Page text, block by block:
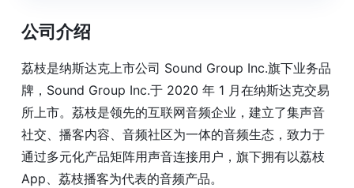
公司介绍
荔枝是纳斯达克上市公司 Sound Group Inc.旗下业务品
牌，Sound Group Inc.于 2020 年 1 月在纳斯达克交易
所上市。荔枝是领先的互联网音频企业，建立了集声音
社交、播客内容、音频社区为一体的音频生态，致力于
通过多元化产品矩阵用声音连接用户，旗下拥有以荔枝
App、荔枝播客为代表的音频产品。